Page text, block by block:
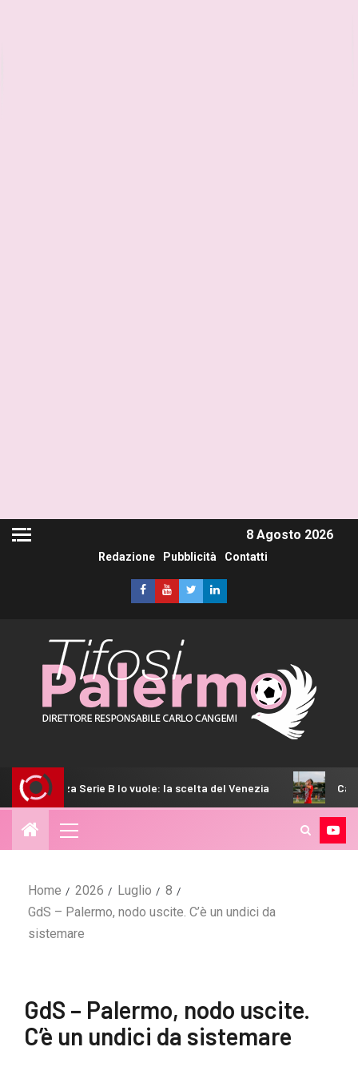
8 Agosto 2026
Redazione Pubblicità Contatti
B lo vuole: la scelta del Venezia Calciomercato
Home 2026 Luglio
8
GdS – Palermo, nodo uscite. C’è un undici da
sistemare
GdS – Palermo, nodo uscite.
C’è un undici da sistemare